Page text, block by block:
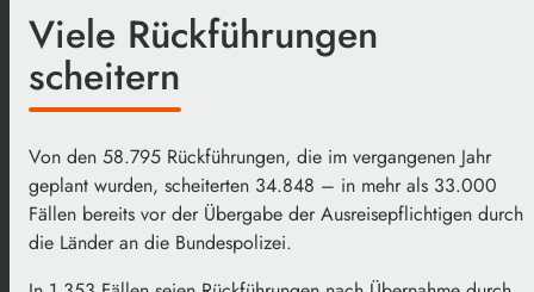
Viele Rückführungen
scheitern
Von den 58.795 Rückführungen, die im vergangenen Jahr
geplant wurden, scheiterten 34.848 – in mehr als 33.000
Fällen bereits vor der Übergabe der Ausreisepflichtigen durch
die Länder an die Bundespolizei.